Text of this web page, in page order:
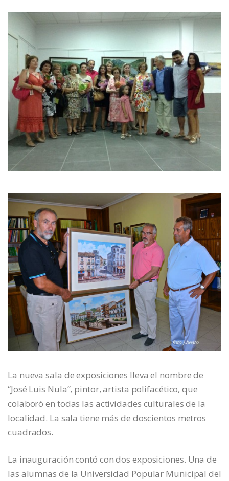
La nueva sala de exposiciones lleva el nombre de
“José Luis Nula”, pintor, artista polifacético, que
colaboró en todas las actividades culturales de la
localidad. La sala tiene más de doscientos metros
cuadrados.
La inauguración contó con dos exposiciones. Una de
las alumnas de la Universidad Popular Municipal del